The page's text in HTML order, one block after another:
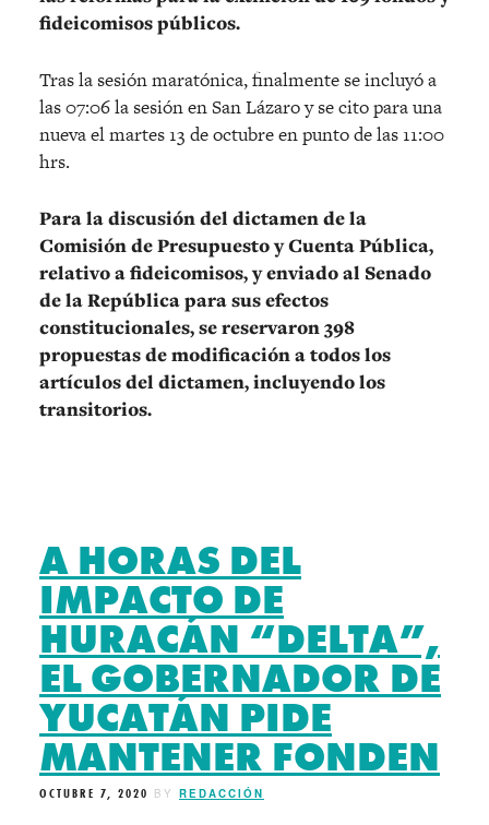
fideicomisos públicos.
Tras la sesión maratónica, finalmente se incluyó a
las 07:06 la sesión en San Lázaro y se cito para una
nueva el martes 13 de octubre en punto de las 11:00
hrs.
Para la discusión del dictamen de la
Comisión de Presupuesto y Cuenta Pública,
relativo a fideicomisos, y enviado al Senado
de la República para sus efectos
constitucionales, se reservaron 398
propuestas de modificación a todos los
artículos del dictamen, incluyendo los
transitorios.
A HORAS DEL
IMPACTO DE
HURACÁN “DELTA”,
EL GOBERNADOR DE
YUCATÁN PIDE
MANTENER FONDEN
OCTUBRE 7, 2020 BY REDACCIÓN